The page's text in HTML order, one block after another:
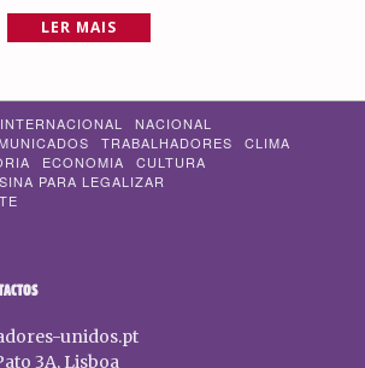
LER MAIS
INTERNACIONAL
NACIONAL
TRABALHADORES
CLIMA
ECONOMIA
CULTURA
PARA LEGALIZAR
unidos.pt
3A, Lisboa